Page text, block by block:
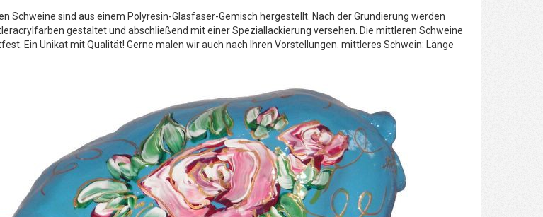
Schweine sind aus einem Polyresin-Glasfaser-Gemisch hergestellt. Nach der Grundierung werden
gestaltet und abschließend mit einer Speziallackierung versehen. Die mittleren Schweine
Ein Unikat mit Qualität! Gerne malen wir auch nach Ihren Vorstellungen. mittleres Schwein: Länge